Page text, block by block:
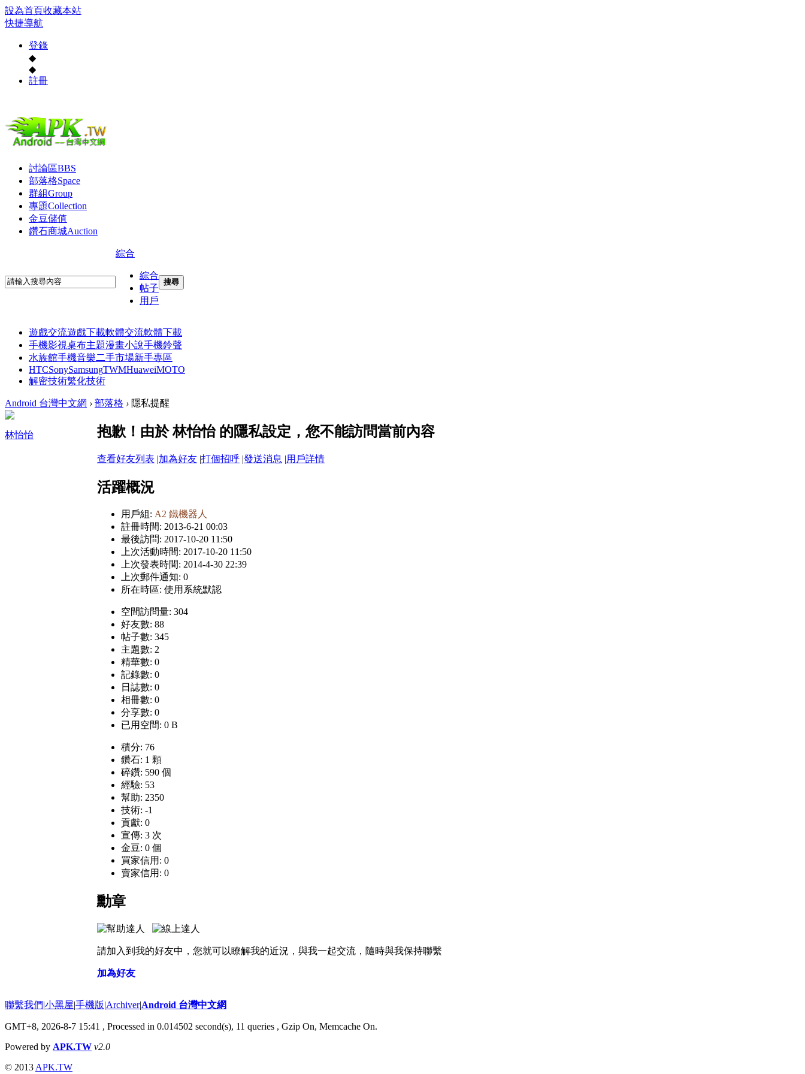
設為首頁收藏本站
快捷導航
登錄
◆
◆
註冊
討論區BBS
部落格Space
群組Group
專題Collection
金豆儲值
鑽石商城Auction
綜合
綜合
帖子
用戶
搜尋
遊戲交流遊戲下載軟體交流軟體下載
手機影視桌布主題漫畫小說手機鈴聲
水族館手機音樂二手市場新手專區
HTCSonySamsungTWMHuaweiMOTO
解密技術繁化技術
Android 台灣中文網 › 部落格 › 隱私提醒
林怡怡 抱歉！由於 林怡怡 的隱私設定，您不能訪問當前內容
查看好友列表 |加為好友 |打個招呼 |發送消息 |用戶詳情
活躍概況
用戶組: A2 鐵機器人
註冊時間: 2013-6-21 00:03
最後訪問: 2017-10-20 11:50
上次活動時間: 2017-10-20 11:50
上次發表時間: 2014-4-30 22:39
上次郵件通知: 0
所在時區: 使用系統默認
空間訪問量: 304
好友數: 88
帖子數: 345
主題數: 2
精華數: 0
記錄數: 0
日誌數: 0
相冊數: 0
分享數: 0
已用空間: 0 B
積分: 76
鑽石: 1 顆
碎鑽: 590 個
經驗: 53
幫助: 2350
技術: -1
貢獻: 0
宣傳: 3 次
金豆: 0 個
買家信用: 0
賣家信用: 0
勳章
請加入到我的好友中，您就可以瞭解我的近況，與我一起交流，隨時與我保持聯繫
加為好友
聯繫我們|小黑屋|手機版|Archiver|Android 台灣中文網
GMT+8, 2026-8-7 15:41 , Processed in 0.014502 second(s), 11 queries , Gzip On, Memcache On.
Powered by APK.TW v2.0
© 2013 APK.TW